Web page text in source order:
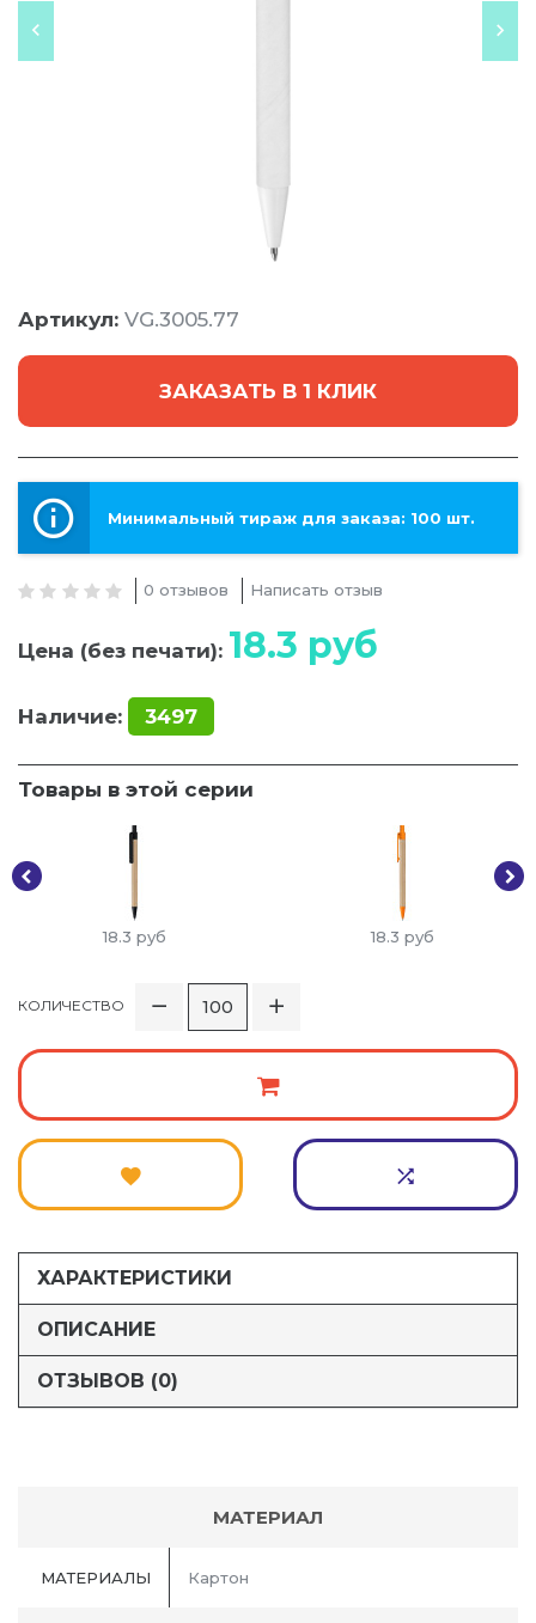
Артикул: VG.3005.77
ЗАКАЗАТЬ В 1 КЛИК
Минимальный тираж для заказа: 100 шт.
0 отзывов Написать отзыв
Цена (без печати): 18.3 руб
Наличие: 3497
Товары в этой серии
18.3 руб 18.3 руб
КОЛИЧЕСТВО
ХАРАКТЕРИСТИКИ
ОПИСАНИЕ
ОТЗЫВОВ (0)
МАТЕРИАЛ
МАТЕРИАЛЫ Картон